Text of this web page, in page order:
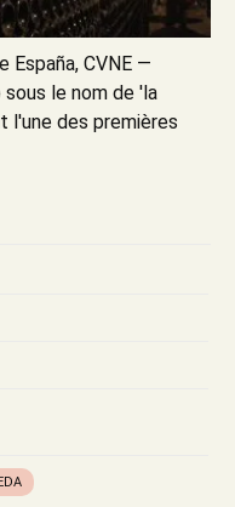
España, CVNE —
le nom de 'la
des premières